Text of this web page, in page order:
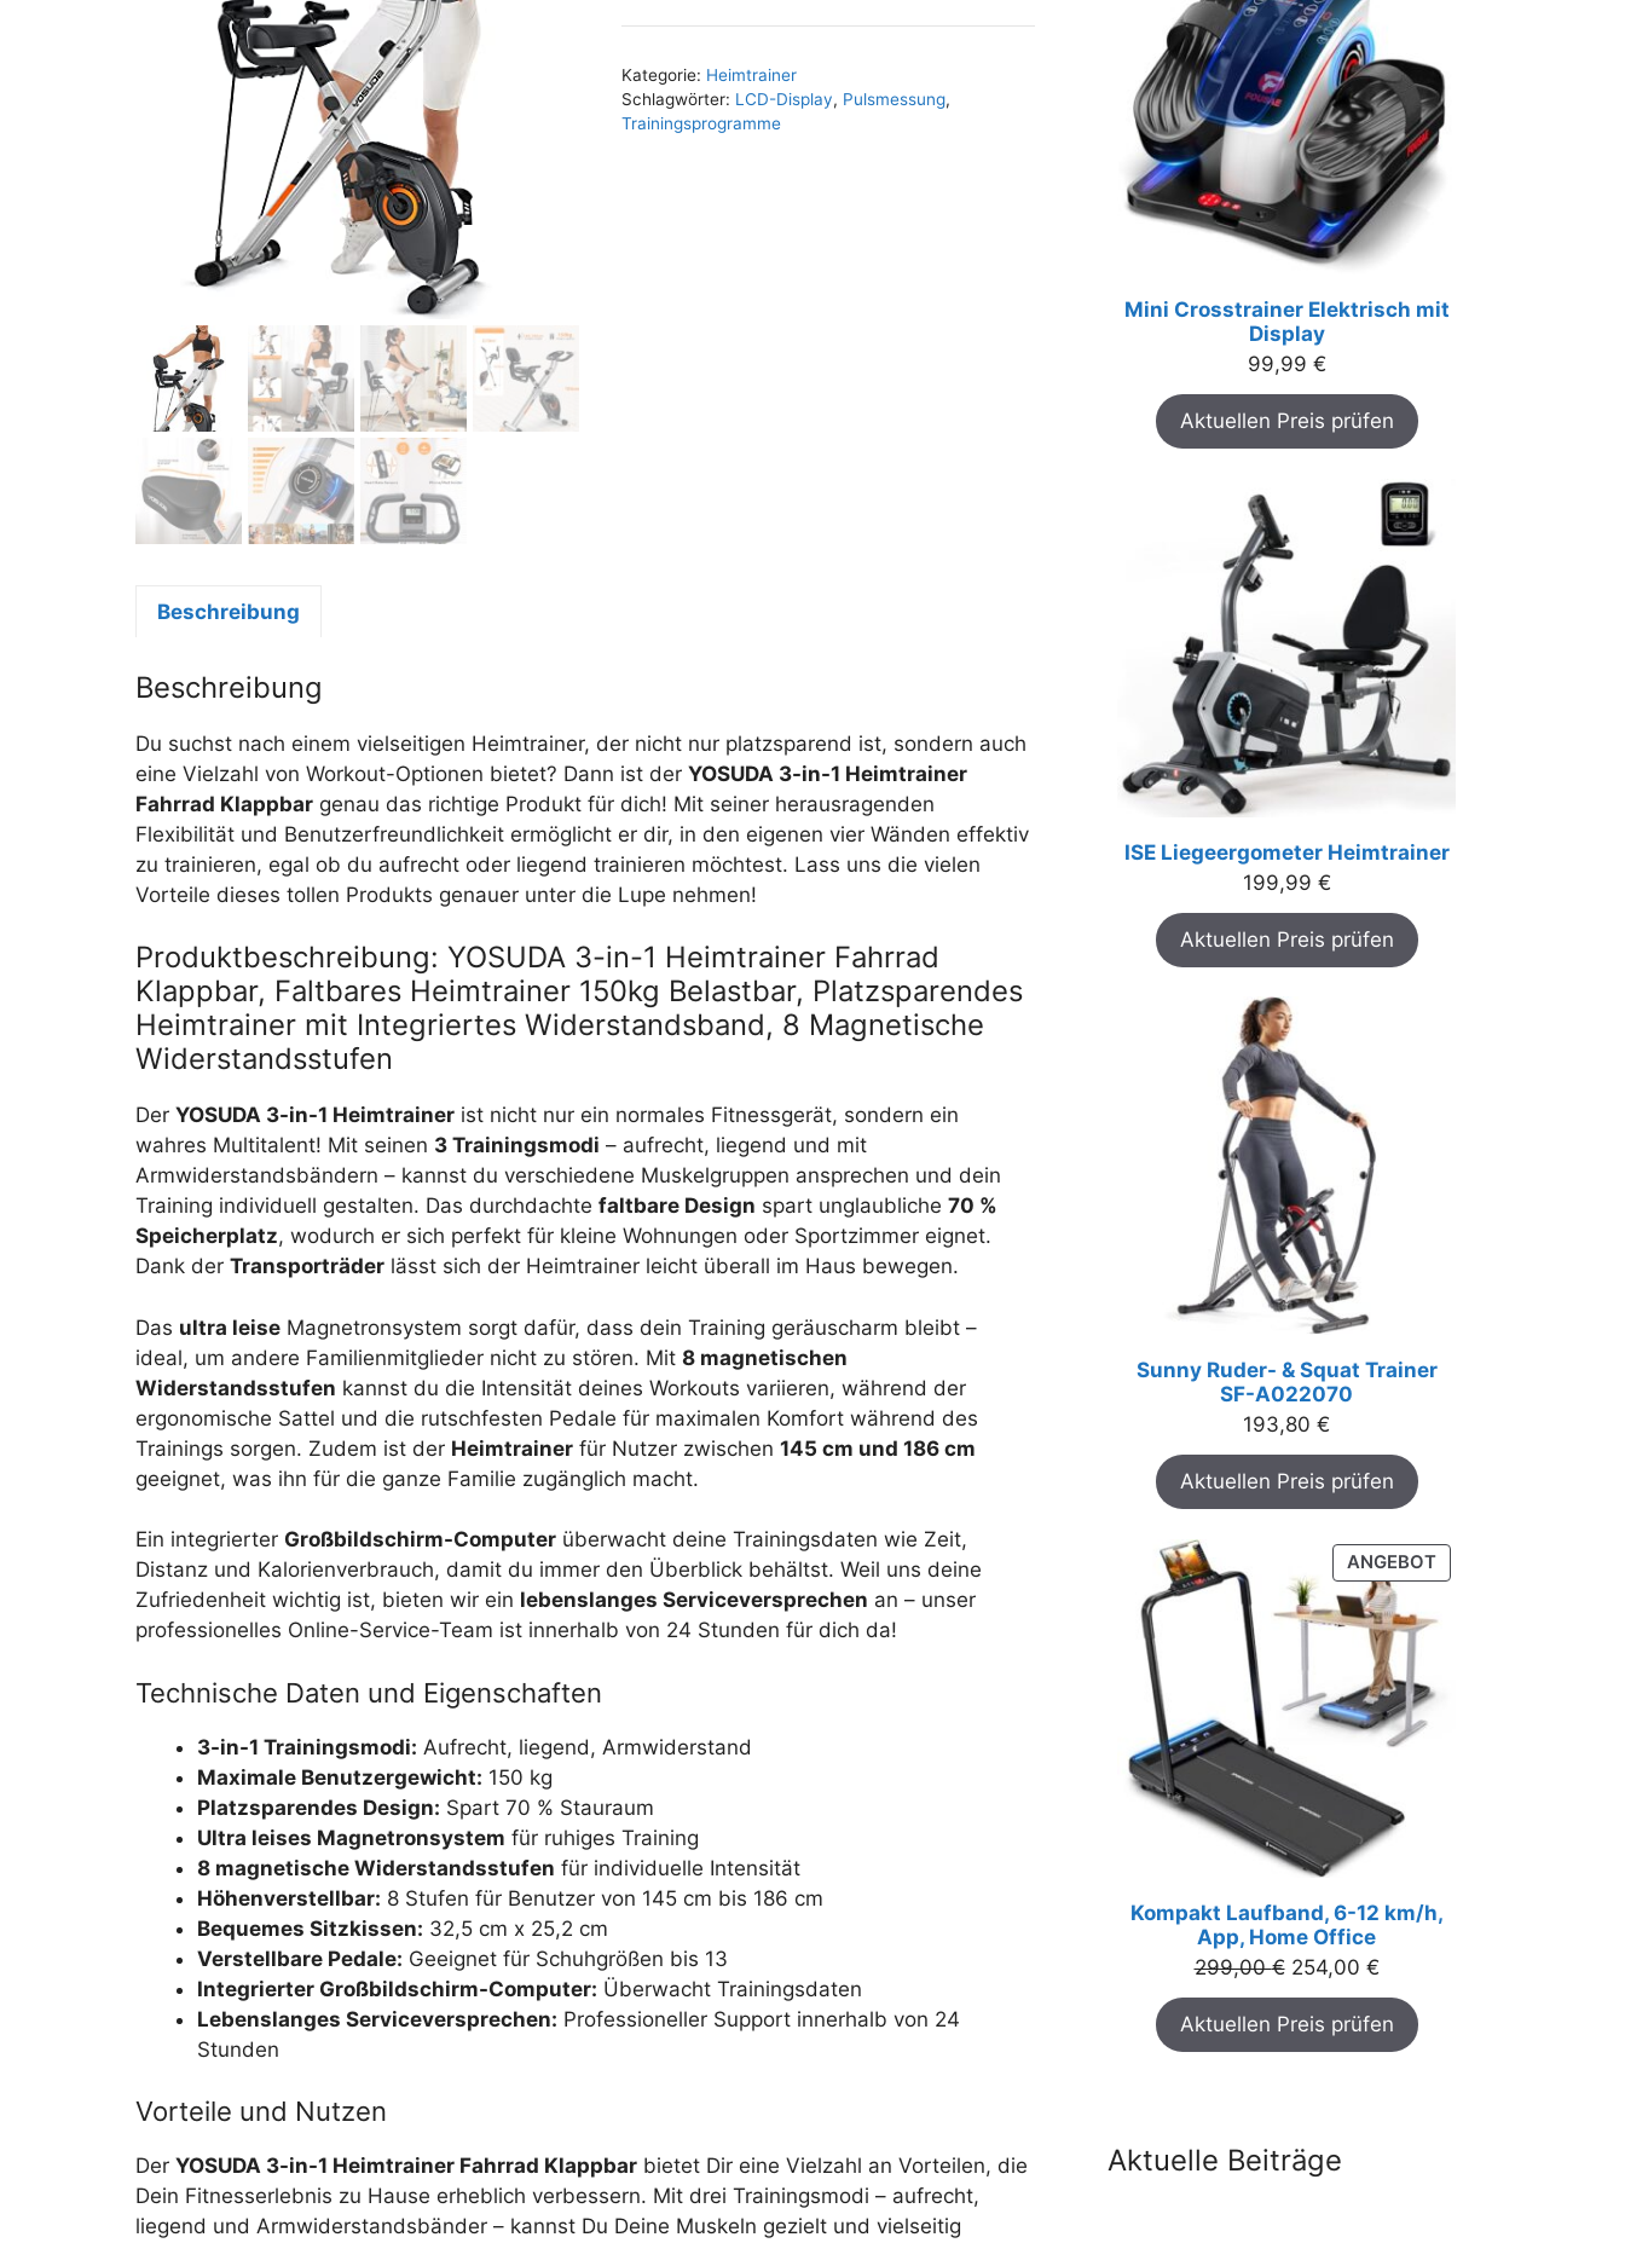
Kategorie: Heimtrainer
Schlagwörter: LCD-Display, Pulsmessung,
Trainingsprogramme
Beschreibung
Beschreibung
Du suchst nach einem vielseitigen Heimtrainer, der nicht nur platzsparend ist, sondern auch
eine Vielzahl von Workout-Optionen bietet? Dann ist der YOSUDA 3-in-1 Heimtrainer
Fahrrad Klappbar genau das richtige Produkt für dich! Mit seiner herausragenden
Flexibilität und Benutzerfreundlichkeit ermöglicht er dir, in den eigenen vier Wänden effektiv
zu trainieren, egal ob du aufrecht oder liegend trainieren möchtest. Lass uns die vielen
Vorteile dieses tollen Produkts genauer unter die Lupe nehmen!
Produktbeschreibung: YOSUDA 3-in-1 Heimtrainer Fahrrad
Klappbar, Faltbares Heimtrainer 150kg Belastbar, Platzsparendes
Heimtrainer mit Integriertes Widerstandsband, 8 Magnetische
Widerstandsstufen
Der YOSUDA 3-in-1 Heimtrainer ist nicht nur ein normales Fitnessgerät, sondern ein
wahres Multitalent! Mit seinen 3 Trainingsmodi – aufrecht, liegend und mit
Armwiderstandsbändern – kannst du verschiedene Muskelgruppen ansprechen und dein
Training individuell gestalten. Das durchdachte faltbare Design spart unglaubliche 70 %
Speicherplatz, wodurch er sich perfekt für kleine Wohnungen oder Sportzimmer eignet.
Dank der Transporträder lässt sich der Heimtrainer leicht überall im Haus bewegen.
Das ultra leise Magnetronsystem sorgt dafür, dass dein Training geräuscharm bleibt –
ideal, um andere Familienmitglieder nicht zu stören. Mit 8 magnetischen
Widerstandsstufen kannst du die Intensität deines Workouts variieren, während der
ergonomische Sattel und die rutschfesten Pedale für maximalen Komfort während des
Trainings sorgen. Zudem ist der Heimtrainer für Nutzer zwischen 145 cm und 186 cm
geeignet, was ihn für die ganze Familie zugänglich macht.
Ein integrierter Großbildschirm-Computer überwacht deine Trainingsdaten wie Zeit,
Distanz und Kalorienverbrauch, damit du immer den Überblick behältst. Weil uns deine
Zufriedenheit wichtig ist, bieten wir ein lebenslanges Serviceversprechen an – unser
professionelles Online-Service-Team ist innerhalb von 24 Stunden für dich da!
Technische Daten und Eigenschaften
3-in-1 Trainingsmodi: Aufrecht, liegend, Armwiderstand
Maximale Benutzergewicht: 150 kg
Platzsparendes Design: Spart 70 % Stauraum
Ultra leises Magnetronsystem für ruhiges Training
8 magnetische Widerstandsstufen für individuelle Intensität
Höhenverstellbar: 8 Stufen für Benutzer von 145 cm bis 186 cm
Bequemes Sitzkissen: 32,5 cm x 25,2 cm
Verstellbare Pedale: Geeignet für Schuhgrößen bis 13
Integrierter Großbildschirm-Computer: Überwacht Trainingsdaten
Lebenslanges Serviceversprechen: Professioneller Support innerhalb von 24
Stunden
Vorteile und Nutzen
Der YOSUDA 3-in-1 Heimtrainer Fahrrad Klappbar bietet Dir eine Vielzahl an Vorteilen, die
Dein Fitnesserlebnis zu Hause erheblich verbessern. Mit drei Trainingsmodi – aufrecht,
liegend und Armwiderstandsbänder – kannst Du Deine Muskeln gezielt und vielseitig
Mini Crosstrainer Elektrisch mit
Display
99,99 €
Aktuellen Preis prüfen
ISE Liegeergometer Heimtrainer
199,99 €
Aktuellen Preis prüfen
Sunny Ruder- & Squat Trainer
SF-A022070
193,80 €
Aktuellen Preis prüfen
ANGEBOTPRODUKT
IM
ANGEBOT
Kompakt Laufband, 6-12 km/h,
App, Home Office
299,00€ Ursprünglicher
Preis
war:
299,00 €
254,00 €Aktueller
Preis
ist:
254,00 €.
Aktuellen Preis prüfen
Aktuelle Beiträge